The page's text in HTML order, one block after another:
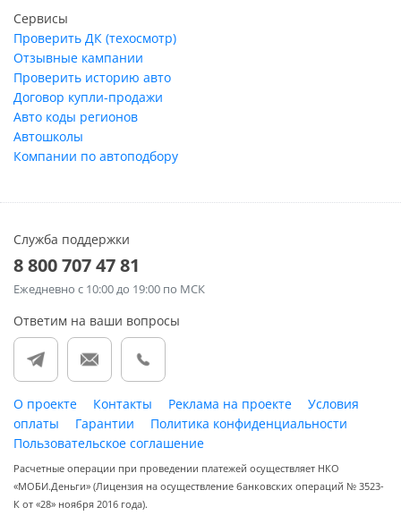
Сервисы
Проверить ДК (техосмотр)
Отзывные кампании
Проверить историю авто
Договор купли-продажи
Авто коды регионов
Автошколы
Компании по автоподбору
Служба поддержки
8 800 707 47 81
Ежедневно с 10:00 до 19:00 по МСК
Ответим на ваши вопросы
О проекте Контакты Реклама на проекте
Условия
оплаты
Гарантии
Политика конфиденциальности
Пользовательское соглашение
Расчетные операции при проведении платежей осуществляет НКО
«МОБИ.Деньги» (Лицензия на осуществление банковских операций № 3523-
К от «28» ноября 2016 года).